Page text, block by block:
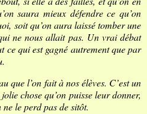
saura mieux défendre ce qu’on
soit qu’on aura laissé tomber une
ne nous allait pas. Un vrai débat
ce qui est gagné autrement que par
que l’on fait à nos élèves. C’est un
chose qu’on puisse leur donner,
ne le perd pas de sitôt.